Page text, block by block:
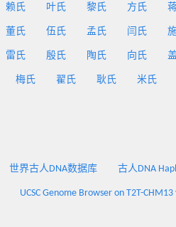
赖氏 叶氏 黎氏 方氏
董氏 伍氏 孟氏 闫氏
雷氏 殷氏 陶氏 向氏
梅氏 翟氏 耿氏 米氏
世界古人DNA数据库 古人DNA
UCSC Genome Browser on T2T-CHM13